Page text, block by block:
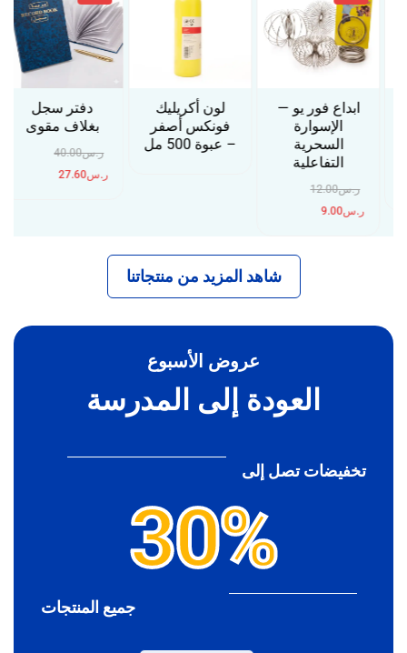
ابداع فور يو —
الإسوارة
السحرية
التفاعلية
ر.س12.00
ر.س9.00
لون أكريليك
فونكس أصفر
– عبوة 500 مل
دفتر سجل
بغلاف مقوى
ر.س40.00
ر.س27.60
شاهد المزيد من منتجاتنا
عروض الأسبوع
العودة إلى المدرسة
تخفيضات تصل إلى
30%
جميع المنتجات